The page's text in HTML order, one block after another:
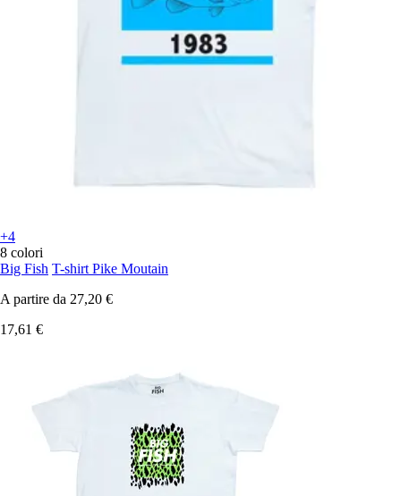
+4
8 colori
Big Fish T-shirt Pike Moutain
A partire da 27,20 €
17,61 €